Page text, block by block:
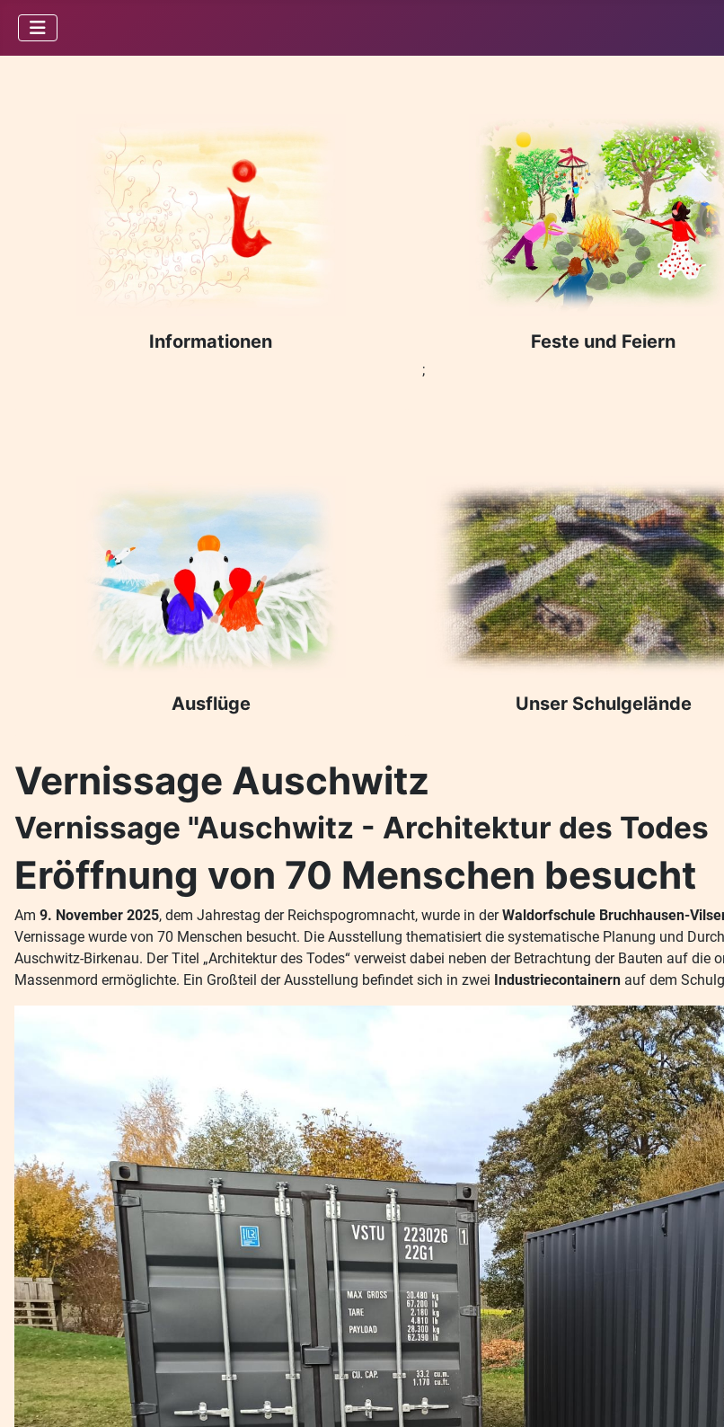
Informationen Feste und Feiern
;
Ausflüge Unser Schulgelände
Vernissage Auschwitz
Vernissage "Auschwitz - Architektur des Todes
Eröffnung von 70 Menschen besucht
Am 9. November 2025, dem Jahrestag der Reichspogromnacht, wurde in derWaldorfschule Bruchhausen-
Vernissage wurde von 70 Menschen besucht. Die Ausstellung thematisiert die systematische Planung und
Auschwitz-Birkenau. Der Titel „Architektur des Todes“ verweist dabei neben der Betrachtung der Bauten auf
Massenmord ermöglichte. Ein Großteil der Ausstellung befindet sich in zwei Industriecontainern auf dem